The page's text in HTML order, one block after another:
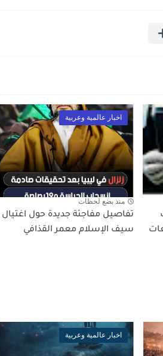
اخبار عالمية وعربية
منذ بضع لحظات
تفاصيل مفاجئة جديدة حول اغتيال
سيف الإسلام معمر القذافي
اخبار عالمية وعربية